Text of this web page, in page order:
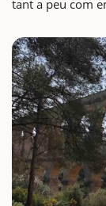
tant a peu com